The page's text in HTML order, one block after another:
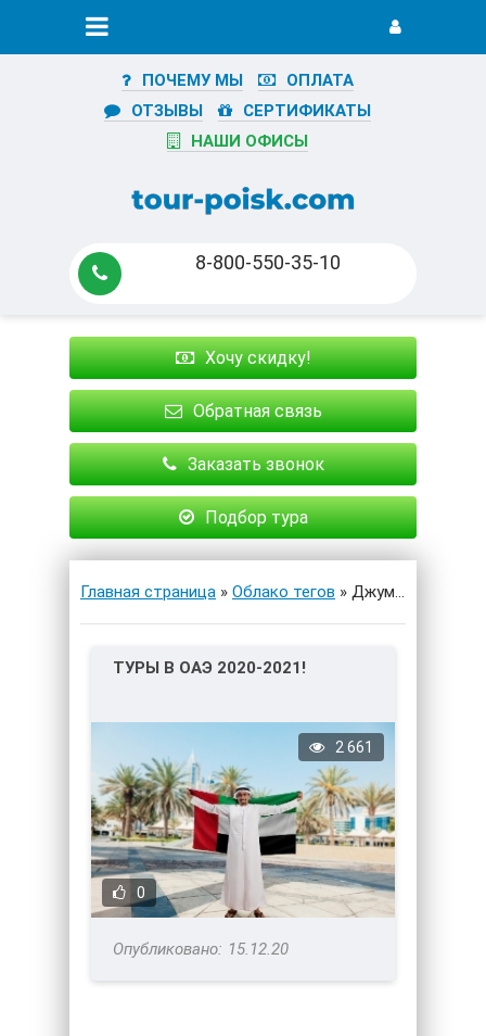
ПОЧЕМУ МЫ
ОПЛАТА
ОТЗЫВЫ
СЕРТИФИКАТЫ
НАШИ ОФИСЫ
8-800-550-35-10
Хочу скидку!
Обратная связь
Заказать звонок
Подбор тура
Главная страница » Облако тегов » Джумейра
ТУРЫ В ОАЭ 2020-2021!
0
2 661
15.12.20